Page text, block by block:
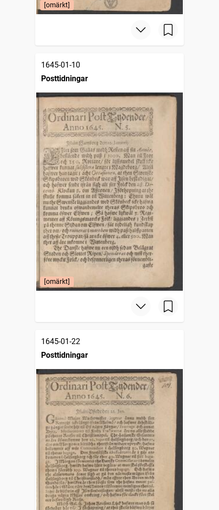
[omärkt]
1645-01-10
Posttidningar
[omärkt]
1645-01-22
Posttidningar